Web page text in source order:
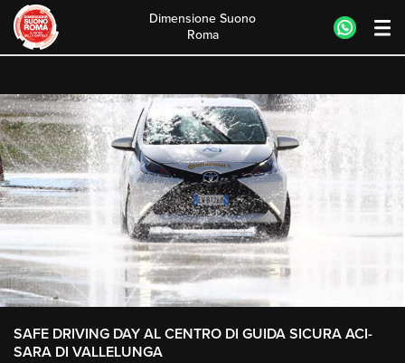
content
Dimensione Suono
Roma
SAFE DRIVING DAY AL CENTRO DI GUIDA SICURA ACI-
SARA DI VALLELUNGA